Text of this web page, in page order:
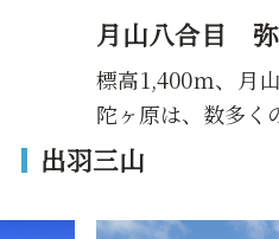
月山八合目
標高1,400ｍ、月
陀ヶ原は、数多
出羽三山